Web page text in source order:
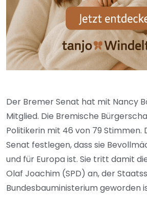
Der Bremer Senat hat mit Nancy
Mitglied. Die Bremische
Politikerin mit 46 von 79 Stimmen.
Senat festlegen, dass sie
und für Europa ist. Sie tritt damit
Olaf Joachim (SPD) an, der
Bundesbauministerium geworden